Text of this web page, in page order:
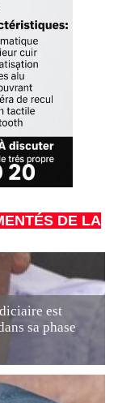
DE LA
est
sa phase